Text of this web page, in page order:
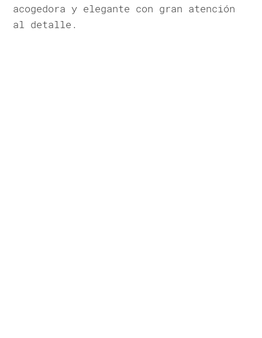
acogedora y elegante con gran atención
al detalle.